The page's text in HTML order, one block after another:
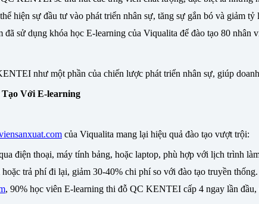
hiện sự đầu tư vào phát triển nhân sự, tăng sự gắn bó và giảm tỷ
sử dụng khóa học E-learning của Viqualita để đào tạo 80 nhân
như một phần của chiến lược phát triển nhân sự, giúp
Với E-learning
của Viqualita mang lại hiệu quả đào tạo vượt trội:
điện thoại, máy tính bảng, hoặc laptop, phù hợp với lịch trình
trả phí đi lại, giảm 30-40% chi phí so với đào tạo truyền thống.
, 90% học viên E-learning thi đỗ QC KENTEI cấp 4 ngay lần